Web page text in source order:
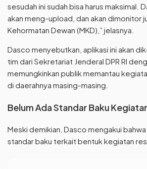
sesudah ini sudah bisa harus maksimal.
akan meng-upload, dan akan dimonitor
Kehormatan Dewan (MKD),” jelasnya.
Dasco menyebutkan, aplikasi ini akan
tim dari Sekretariat Jenderal DPR RI
memungkinkan publik memantau
di daerahnya masing-masing.
Belum Ada Standar Baku
Meski demikian, Dasco mengakui
standar baku terkait bentuk kegiatan